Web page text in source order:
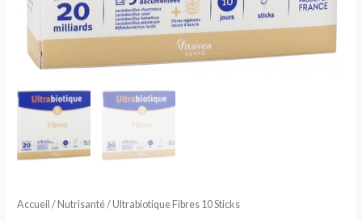
Accueil /Nutrisanté/ Ultrabiotique Fibres 10 Sticks